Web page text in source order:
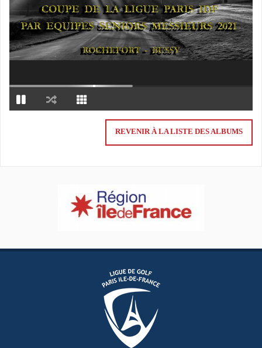
REVENIR À LA LISTE DES ALBUMS